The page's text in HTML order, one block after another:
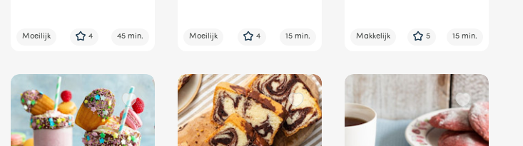
Moeilijk 4 45 min. Moeilijk 4 15 min. Makkelijk 5 15 min.